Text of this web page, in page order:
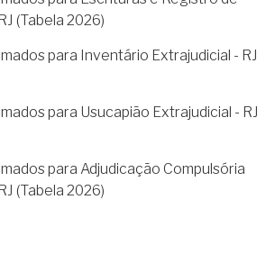
(Tabela 2026)
para Inventário Extrajudicial - RJ
para Usucapião Extrajudicial - RJ
para Adjudicação Compulsória
(Tabela 2026)